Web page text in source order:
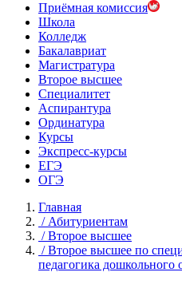
Приёмная комиссия
Школа
Колледж
Бакалавриат
Магистратура
Второе высшее
Специалитет
Аспирантура
Ординатура
Курсы
Экспресс-курсы
ЕГЭ
ОГЭ
Главная
/Абитуриентам
/Второе высшее
/Второе высшее по
педагогика дошкольного